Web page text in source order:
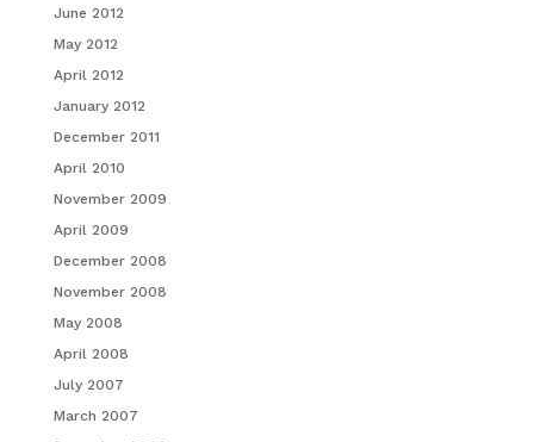
June 2012
May 2012
April 2012
January 2012
December 2011
April 2010
November 2009
April 2009
December 2008
November 2008
May 2008
April 2008
July 2007
March 2007